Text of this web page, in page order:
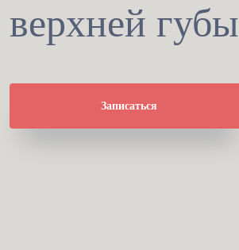
верхней губы
Записаться